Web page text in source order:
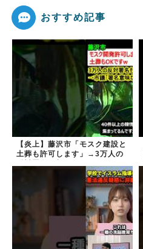
おすすめ記事
【炎上】藤沢市「モスク建設と
土葬も許可します」→3万人の